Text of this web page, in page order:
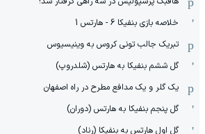
خلاصه بازی بنفیکا 6 - هارتس 1
تبریک جالب تونی کروس به وینیسیوس
گل ششم بنفیکا به هارتس (شلدروپ)
یک گلر و یک مدافع مطرح در راه اصفهان
گل پنجم بنفیکا به هارتس (دوران)
گل اول هارتس به بنفیکا (رناد)